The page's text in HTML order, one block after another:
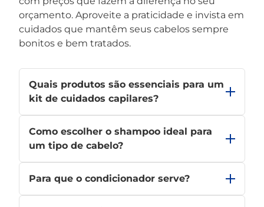
orçamento. Aproveite a praticidade e invista em
cuidados que mantêm seus cabelos sempre
bonitos e bem tratados.
Quais produtos são essenciais para um
kit de cuidados capilares?
creme de pentear, leave-in e óleo capilar ajudam
a manter os fios saudáveis e bonitos.
Como escolher o shampoo ideal para
um tipo de cabelo?
hidratantes; para oleosos, opte por fórmulas de
controle; para cacheados ou crespos, priorize
produtos que definam os cachos e controlem o
Para que o condicionador serve?